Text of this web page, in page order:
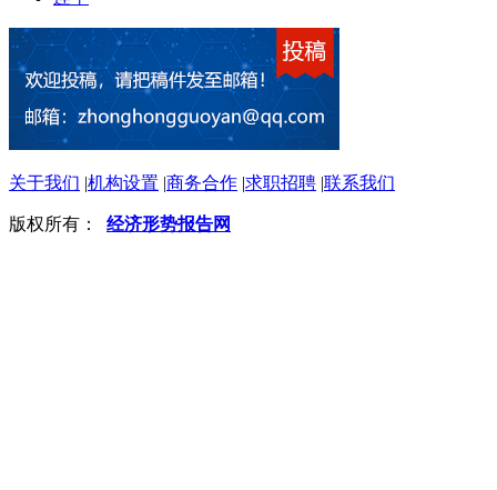
关于我们 |机构设置 |商务合作 |求职招聘 |联系我们
版权所有： 经济形势报告网